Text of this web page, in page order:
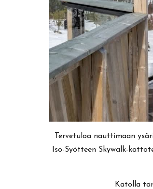
Tervetuloa nauttimaan
Iso-Syötteen Skywalk-
Katolla